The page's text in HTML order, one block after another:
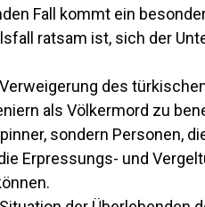
Fall kommt ein
ratsam ist, sich der
des
als Völkermord zu
sondern Personen,
Erpressungs- und